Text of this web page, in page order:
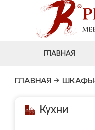
ГЛАВНАЯ
ГЛАВНАЯ →
Кухни